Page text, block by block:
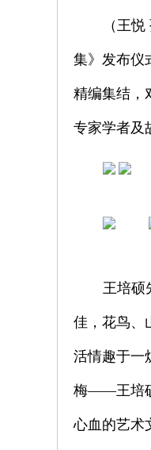
（王悦
集》发布仪
精编集结，
专家学者及
王培硕
佳，花鸟、
活情趣于一
梅——王培
心血的艺术